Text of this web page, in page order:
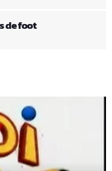
de foot